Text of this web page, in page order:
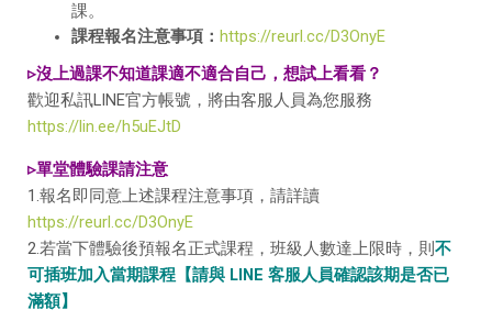
課。
課程報名注意事項： https://reurl.cc/D3OnyE
▹沒上過課不知道課適不適合自己，想試上看看？
歡迎私訊LINE官方帳號，將由客服人員為您服務
https://lin.ee/h5uEJtD
▹單堂體驗課請注意
1.報名即同意上述課程注意事項，請詳讀
https://reurl.cc/D3OnyE
2.若當下體驗後預報名正式課程，班級人數達上限時，則 不
可插班加入當期課程【請與 LINE 客服人員確認該期是否已
滿額】